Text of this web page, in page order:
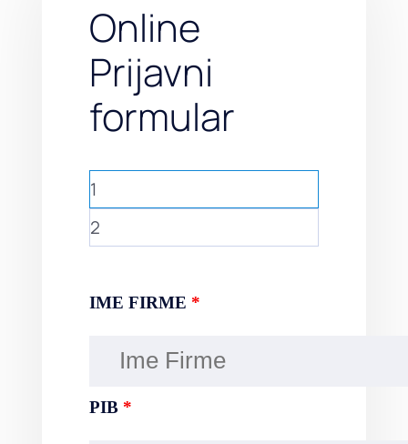
Online
Prijavni
formular
1
2
IME FIRME *
PIB *